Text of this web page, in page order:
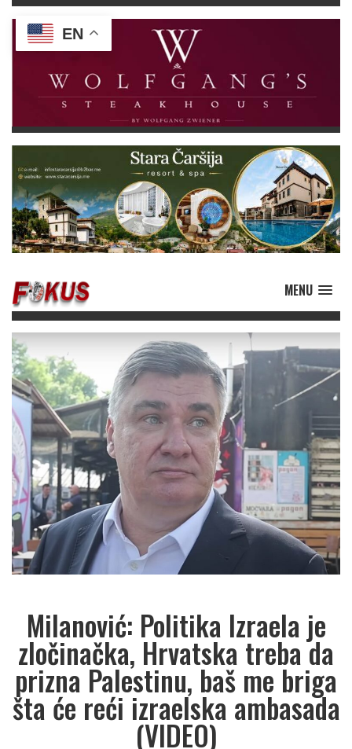
MENU
Milanović: Politika Izraela je
zločinačka, Hrvatska treba da
prizna Palestinu, baš me briga
šta će reći izraelska ambasada
(VIDEO)
EN